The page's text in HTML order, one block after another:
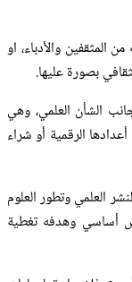
المثقفين والأدباء، او
بصورة عليها.
الشأن العلمي، وهي
الرقمية أو شراء
العلمي وتطور العلوم
أساسي وهدفه تغطية